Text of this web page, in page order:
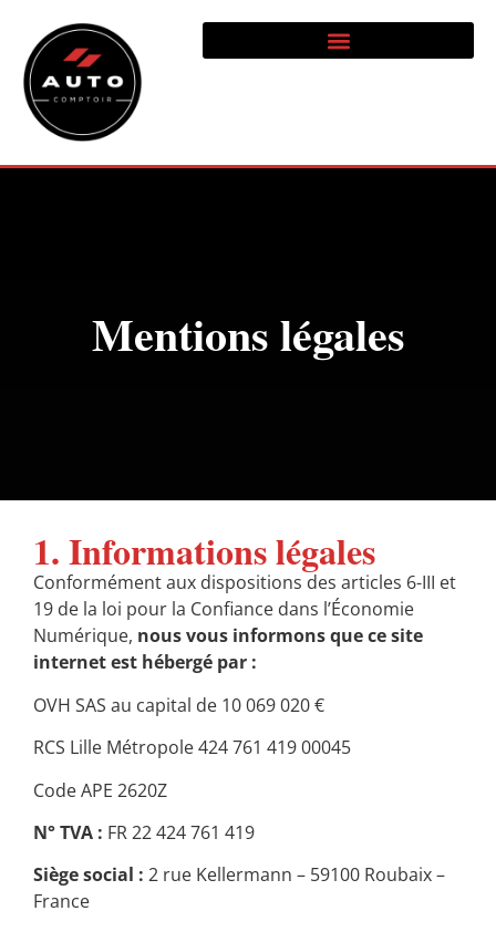
Mentions légales
1. Informations légales
Conformément aux dispositions des articles 6-III et
19 de la loi pour la Confiance dans l’Économie
Numérique, nous vous informons que ce site
internet est hébergé par :
OVH SAS au capital de 10 069 020 €
RCS Lille Métropole 424 761 419 00045
Code APE 2620Z
N° TVA : FR 22 424 761 419
Siège social : 2 rue Kellermann – 59100 Roubaix –
France